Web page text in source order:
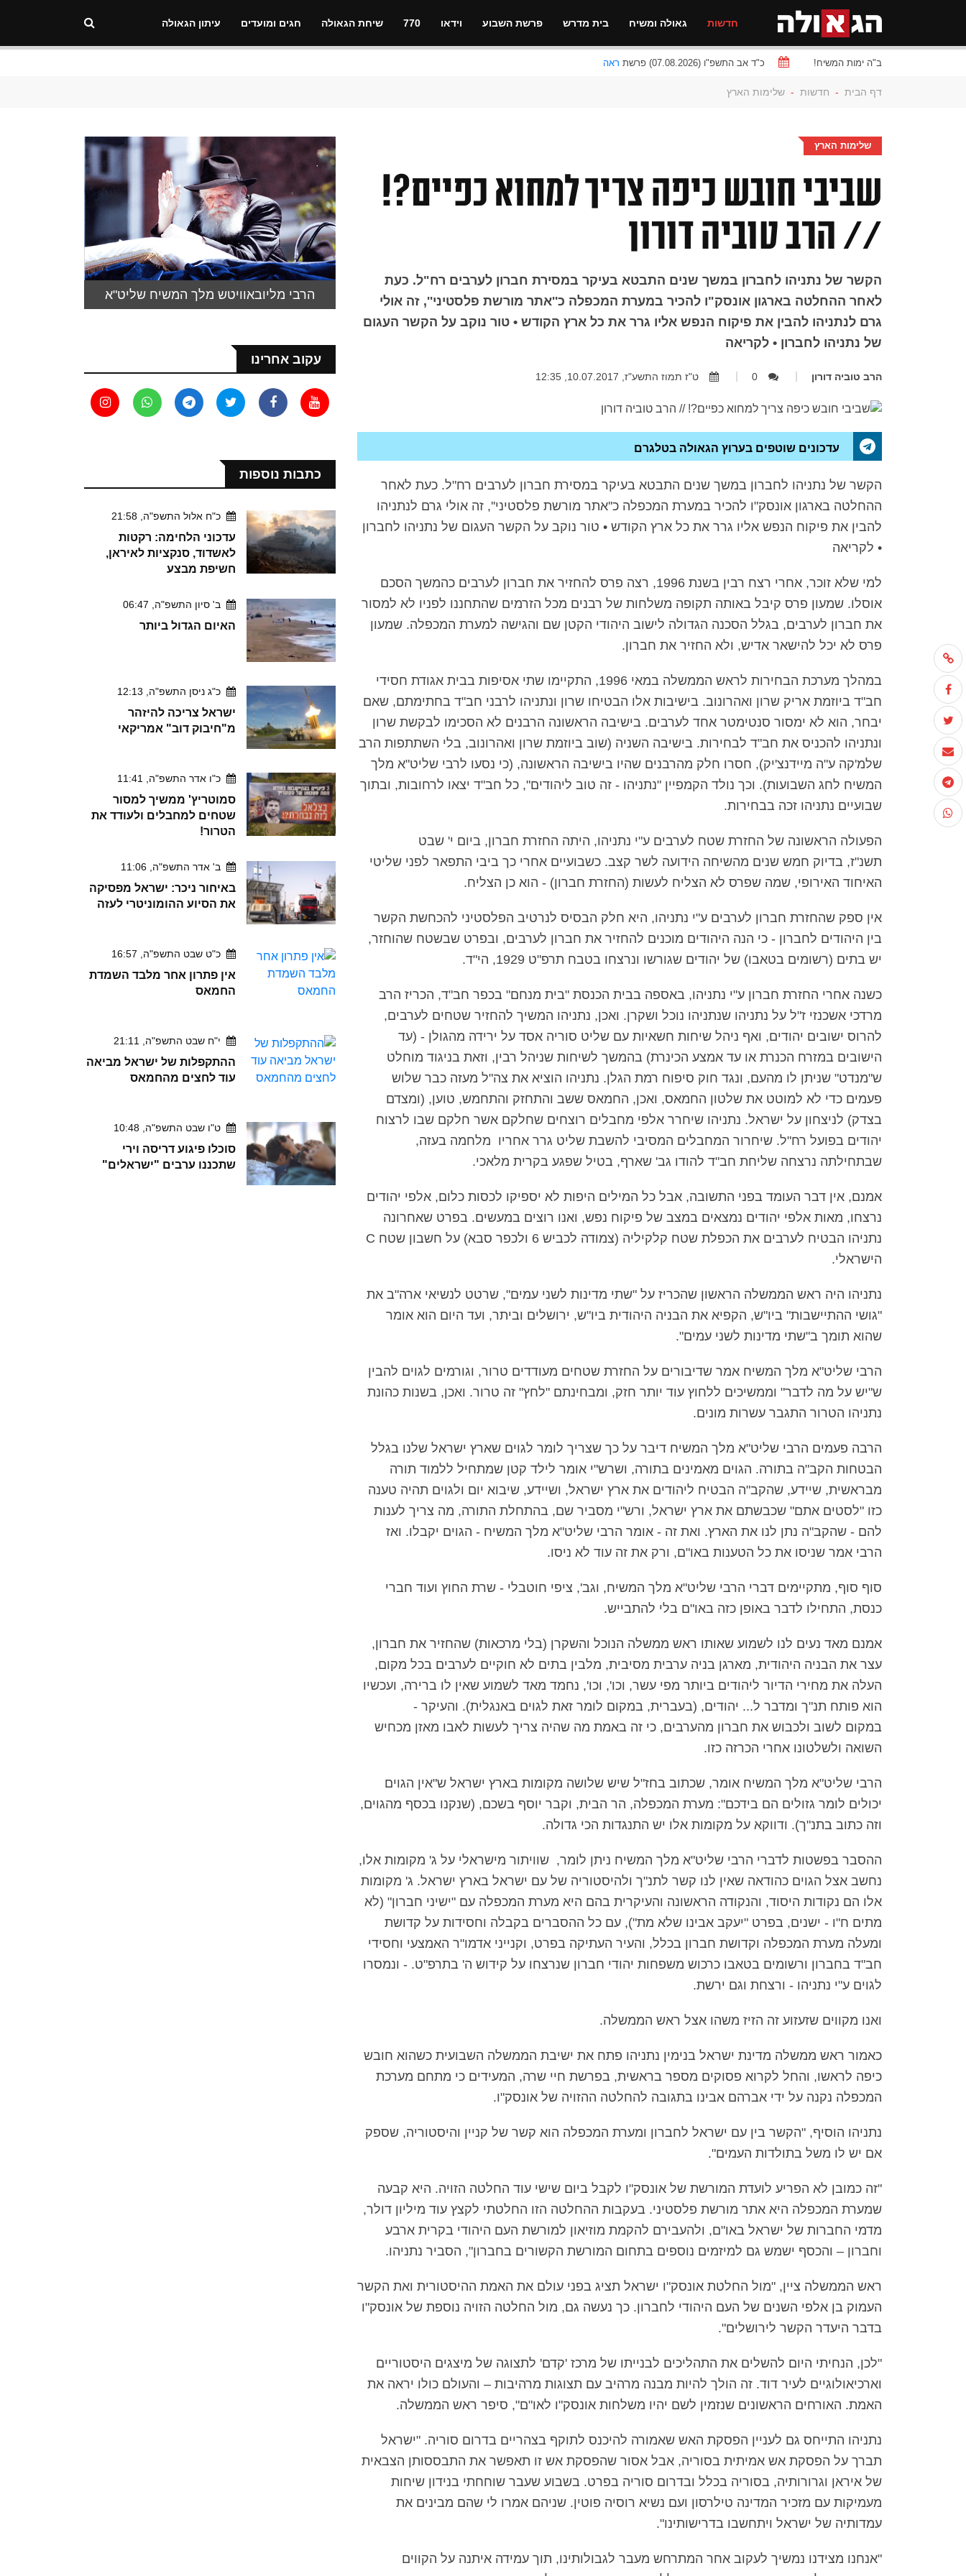
חדשות גאולה ומשיח בית מדרש פרשת השבוע וידאו 770 שיחת הגאולה חגים ומועדים עיתון הגאולה
ב"ה ימות המשיח! כ"ד אב התשפ"ו (07.08.2026) פרשת ראה
דף הבית - חדשות - שלימות הארץ
שלימות הארץ
שביבי חובש כיפה צריך למחוא כפיים?!
// הרב טוביה דורון
הקשר של נתניהו לחברון במשך שנים התבטא בעיקר במסירת חברון לערבים רח"ל. כעת
לאחר ההחלטה בארגון אונסק"ו להכיר במערת המכפלה כ''אתר מורשת פלסטיני'', זה אולי
גרם לנתניהו להבין את פיקוח הנפש אליו גרר את כל ארץ הקודש • טור נוקב על הקשר העגום
של נתניהו לחברון • לקריאה
הרב טוביה דורון 0 ט"ז תמוז התשע"ז, 10.07.2017, 12:35
עדכונים שוטפים בערוץ הגאולה בטלגרם
הקשר של נתניהו לחברון במשך שנים התבטא בעיקר במסירת חברון לערבים רח"ל. כעת לאחר
ההחלטה בארגון אונסק"ו להכיר במערת המכפלה כ''אתר מורשת פלסטיני'', זה אולי גרם לנתניהו
להבין את פיקוח הנפש אליו גרר את כל ארץ הקודש • טור נוקב על הקשר העגום של נתניהו לחברון
• לקריאה
למי שלא זוכר, אחרי רצח רבין בשנת 1996, רצה פרס להחזיר את חברון לערבים כהמשך הסכם
אוסלו. שמעון פרס קיבל באותה תקופה משלחות של רבנים מכל הזרמים שהתחננו לפניו לא למסור
את חברון לערבים, בגלל הסכנה הגדולה לישוב היהודי הקטן שם והגישה למערת המכפלה. שמעון
פרס לא יכל להישאר אדיש, ולא החזיר את חברון.
במהלך מערכת הבחירות לראש הממשלה במאי 1996, התקיימו שתי אסיפות בבית אגודת חסידי
חב"ד ביוזמת אריק שרון ואהרונוב. בישיבות אלו הבטיחו שרון ונתניהו לרבני חב"ד בחתימתם, שאם
יבחר, הוא לא ימסור סנטימטר אחד לערבים. בישיבה הראשונה הרבנים לא הסכימו לבקשת שרון
ונתניהו להכניס את חב"ד לבחירות. בישיבה השניה (שוב ביוזמת שרון ואהרונוב, בלי השתתפות הרב
שלמ'קה ע"ה מיידנצ'יק), חסרו חלק מהרבנים שהיו בישיבה הראשונה, (כי נסעו לרבי שליט"א מלך
המשיח לחג השבועות). וכך נולד הקמפיין "נתניהו - זה טוב ליהודים", כל חב"ד יצאו לרחובות, ובתוך
שבועיים נתניהו זכה בבחירות.
הפעולה הראשונה של החזרת שטח לערבים ע"י נתניהו, היתה החזרת חברון, ביום י' שבט
תשנ"ז, בדיוק חמש שנים מהשיחה הידועה לשר קצב. כשבועיים אחרי כך ביבי התפאר לפני שליטי
האיחוד האירופי, שמה שפרס לא הצליח לעשות (החזרת חברון) - הוא כן הצליח.
אין ספק שהחזרת חברון לערבים ע"י נתניהו, היא חלק הבסיס לנרטיב הפלסטיני להכחשת הקשר
בין היהודים לחברון - כי הנה היהודים מוכנים להחזיר את חברון לערבים, ובפרט שבשטח שהוחזר,
יש בתים (רשומים בטאבו) של יהודים שגורשו ונרצחו בטבח תרפ"ט 1929, הי"ד.
כשנה אחרי החזרת חברון ע"י נתניהו, באספה בבית הכנסת "בית מנחם" בכפר חב"ד, הכריז הרב
מרדכי אשכנזי ז"ל על נתניהו שנתניהו נוכל ושקרן. ואכן, נתניהו המשיך להחזיר שטחים לערבים,
להרוס ישובים יהודים, ואף ניהל שיחות חשאיות עם שליט סוריה אסד על ירידה מהגולן - (עד
הישובים במזרח הכנרת או עד אמצע הכינרת) בהמשך לשיחות שניהל רבין, וזאת בניגוד מוחלט
ש"מנדט" שניתן לו מהעם, ונגד חוק סיפוח רמת הגלן. נתניהו הוציא את צה"ל מעזה כבר שלוש
פעמים כדי לא למוטט את שלטון החמאס, ואכן, החמאס ששב והתחזק והתחמש, טוען, (ומצדם
בצדק) לניצחון על ישראל. נתניהו שיחרר אלפי מחבלים רוצחים שחלקם אשר חלקם שבו לרצוח
יהודים בפועל רח"ל. שיחרור המחבלים המסיבי להשבת שליט גרר אחריו מלחמה בעזה,
שבתחילתה נרצחה שליחת חב"ד להודו גב' שארף, בטיל שפגע בקרית מלאכי.
אמנם, אין דבר העומד בפני התשובה, אבל כל המילים היפות לא יספיקו לכסות כלום, אלפי יהודים
נרצחו, מאות אלפי יהודים נמצאים במצב של פיקוח נפש, ואנו רוצים במעשים. בפרט שאחרונה
נתניהו הבטיח לערבים את הכפלת שטח קלקיליה (צמודה לכביש 6 ולכפר סבא) על חשבון שטח C
הישראלי.
נתניהו היה ראש הממשלה הראשון שהכריז על "שתי מדינות לשני עמים", שרטט לנשיאי ארה"ב את
"גושי ההתיישבות" ביו"ש, הקפיא את הבניה היהודית ביו"ש, ירושלים וביתר, ועד היום הוא אומר
שהוא תומך ב"שתי מדינות לשני עמים".
הרבי שליט"א מלך המשיח אמר שדיבורים על החזרת שטחים מעודדים טרור, וגורמים לגוים להבין
ש"יש על מה לדבר" וממשיכים ללחוץ עוד יותר חזק, ומבחינתם "לחץ" זה טרור. ואכן, בשנות כהונת
נתניהו הטרור התגבר עשרות מונים.
הרבה פעמים הרבי שליט"א מלך המשיח דיבר על כך שצריך לומר לגוים שארץ ישראל שלנו בגלל
הבטחות הקב"ה בתורה. הגוים מאמינים בתורה, ושרש"י אומר לילד קטן שמתחיל ללמוד תורה
מבראשית, שיידע, שהקב"ה הבטיח ליהודים את ארץ ישראל, ושיידע, שיבוא יום ולגוים תהיה טענה
כזו "לסטים אתם" שכבשתם את ארץ ישראל, ורש"י מסביר שם, בהתחלת התורה, מה צריך לענות
להם - שהקב"ה נתן לנו את הארץ. ואת זה - אומר הרבי שליט"א מלך המשיח - הגוים יקבלו. ואז
הרבי אמר שניסו את כל הטענות באו"ם, ורק את זה עוד לא ניסו.
סוף סוף, מתקיימים דברי הרבי שליט"א מלך המשיח, וגב', ציפי חוטבלי - שרת החוץ ועוד חברי
כנסת, התחילו לדבר באופן כזה באו"ם בלי להתבייש.
אמנם מאד נעים לנו לשמוע שאותו ראש ממשלה הנוכל והשקרן (בלי מרכאות) שהחזיר את חברון,
עצר את הבניה היהודית, מארגן בניה ערבית מסיבית, מלבין בתים לא חוקיים לערבים בכל מקום,
העלה את מחירי הדיור ליהודים ביותר מפי עשר, וכו', וכו', נחמד מאד לשמוע שאין לו ברירה, ועכשיו
הוא פותח תנ"ך ומדבר ל... יהודים, (בעברית, במקום לומר זאת לגוים באנגלית). והעיקר -
במקום לשוב ולכבוש את חברון מהערבים, כי זה באמת מה שהיה צריך לעשות לאבו מאזן מכחיש
השואה ולשלטונו אחרי הכרזה כזו.
הרבי שליט"א מלך המשיח אומר, שכתוב בחז"ל שיש שלושה מקומות בארץ ישראל ש"אין הגוים
יכולים לומר גזולים הם בידכם": מערת המכפלה, הר הבית, וקבר יוסף בשכם, (שנקנו בכסף מהגוים,
וזה כתוב בתנ"ך). ודווקא על מקומות אלו יש התנגדות הכי גדולה.
ההסבר בפשטות לדברי הרבי שליט"א מלך המשיח ניתן לומר, שוויתור מישראלי על ג' מקומות אלו,
נחשב אצל הגוים כהודאה שאין לנו קשר לתנ"ך ולהיסטוריה של עם ישראל בארץ ישראל. ג' מקומות
אלו הם נקודות היסוד, והנקודה הראשונה והעיקרית בהם היא מערת המכפלה עם "ישיני חברון" (לא
מתים ח"ו - ישנים, בפרט "יעקב אבינו שלא מת"), עם כל ההסברים בקבלה וחסידות על קדושת
ומעלה מערת המכפלה וקדושת חברון בכלל, והעיר העתיקה בפרט, וקנייני אדמו"ר האמצעי וחסידי
חב"ד בחברון ורשומים בטאבו כרכוש משפחות יהודי חברון שנרצחו על קידוש ה' בתרפ"ט. - ונמסרו
לגוים ע"י נתניהו - ורצחת וגם ירשת.
ואנו מקווים שזעזוע זה הזיז משהו אצל ראש הממשלה.
כאמור ראש ממשלה מדינת ישראל בנימין נתניהו פתח את ישיבת הממשלה השבועית כשהוא חובש
כיפה לראשו, והחל לקרוא פסוקים מספר בראשית, בפרשת חיי שרה, המעידים כי מתחם מערכת
המכפלה נקנה על ידי אברהם אבינו בתגובה להחלטה ההזויה של אונסק"ו.
נתניהו הוסיף, "הקשר בין עם ישראל לחברון ומערת המכפלה הוא קשר של קניין והיסטוריה, שספק
אם יש לו משל בתולדות העמים".
"זה כמובן לא הפריע לועדת המורשת של אונסק"ו לקבל ביום שישי עוד החלטה הזויה. היא קבעה
שמערת המכפלה היא אתר מורשת פלסטיני. בעקבות ההחלטה הזו החלטתי לקצץ עוד מיליון דולר,
מדמי החברות של ישראל באו"ם, ולהעבירם להקמת מוזיאון למורשת העם היהודי בקרית ארבע
וחברון – והכסף ישמש גם למיזמים נוספים בתחום המורשת הקשורים בחברון", הסביר נתניהו.
ראש הממשלה ציין, "מול החלטת אונסק"ו ישראל תציג בפני עולם את האמת ההיסטורית ואת הקשר
העמוק בן אלפי השנים של העם היהודי לחברון. כך נעשה גם, מול החלטה הזויה נוספת של אונסק"ו
בדבר היעדר הקשר לירושלים".
"לכן, הנחיתי היום להשלים את התהליכים לבנייתו של מרכז 'קדם' לתצוגה של מיצגים היסטוריים
וארכיאולוגיים לעיר דוד. זה הולך להיות מבנה מרהיב עם תצוגות מרהיבות – והעולם כולו יראה את
האמת. האורחים הראשונים שנזמין לשם יהיו משלחות אונסק"ו לאו"ם", סיפר ראש הממשלה.
נתניהו התייחס גם לעניין הפסקת האש שאמורה להיכנס לתוקף בצהריים בדרום סוריה. "ישראל
תברך על הפסקת אש אמיתית בסוריה, אבל אסור שהפסקת אש זו תאפשר את התבססותן הצבאית
של איראן וגרורותיה, בסוריה בכלל ובדרום סוריה בפרט. בשבוע שעבר שוחחתי בנידון שיחות
מעמיקות עם מזכיר המדינה טילרסון ועם נשיא רוסיה פוטין. שניהם אמרו לי שהם מבינים את
עמדותיה של ישראל ויתחשבו בדרישותינו".
"אנחנו מצידנו נמשיך לעקוב אחר המתרחש מעבר לגבולותינו, תוך עמידה איתנה על הקווים
הרבי מליובאוויטש מלך המשיח שליט"א
עקוב אחרינו
כתבות נוספות
כ"ח אלול התשפ"ה, 21:58
עדכוני הלחימה: רקטות
לאשדוד, סנקציות לאיראן,
חשיפת מבצע
ב' סיון התשפ"ה, 06:47
האיום הגדול ביותר
כ"ג ניסן התשפ"ה, 12:13
ישראל צריכה להיזהר
מ"חיבוק דוב" אמריקאי
כ"ו אדר התשפ"ה, 11:41
סמוטריץ' ממשיך למסור
שטחים למחבלים ולעודד את
הטרור!
ב' אדר התשפ"ה, 11:06
באיחור ניכר: ישראל מפסיקה
את הסיוע ההומוניטרי לעזה
כ"ט שבט התשפ"ה, 16:57
אין פתרון אחר מלבד השמדת
החמאס
י"ח שבט התשפ"ה, 21:11
ההתקפלות של ישראל מביאה
עוד לחצים מהחמאס
ט"ו שבט התשפ"ה, 10:48
סוכלו פיגוע דריסה וירי
שתכננו ערבים "ישראלים"